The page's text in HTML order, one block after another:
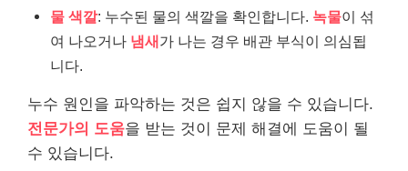
물 색깔: 누수된 물의 색깔을 확인합니다. 녹물이 섞
여 나오거나 냄새가 나는 경우 배관 부식이 의심됩
니다.
누수 원인을 파악하는 것은 쉽지 않을 수 있습니다.
전문가의 도움을 받는 것이 문제 해결에 도움이 될
수 있습니다.